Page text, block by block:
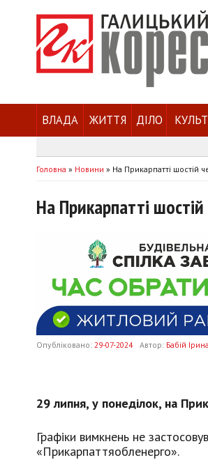
ВЛАДА ЖИТТЯ ДІЛО
Головна » Новини » На Прикарпатті шостій
На Прикарпатті
Опубліковано: 29-07-2024 Автор: Бабій Ірина
29 липня, у понеділок, на
Графіки вимкнень не
«Прикарпаттяобленерго».